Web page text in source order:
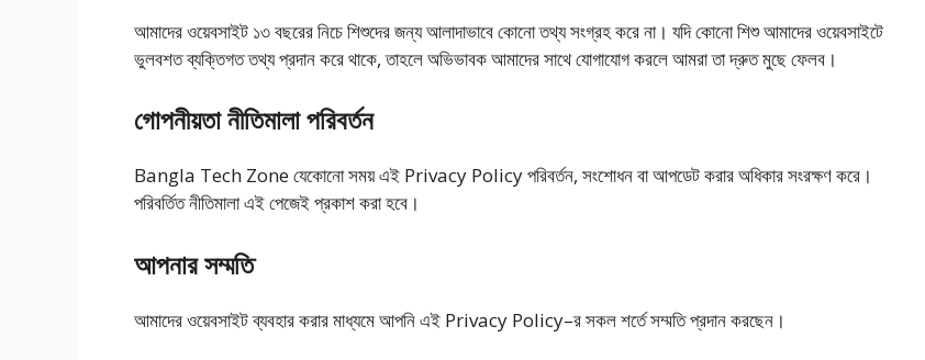
আমাদের ওয়েবসাইট ১৩ বছরের নিচে শিশুদের জন্য আলাদাভাবে কোনো তথ্য সংগ্রহ করে না। যদি কোনো শিশু আমাদের ওয়েবসাইটে
ভুলবশত ব্যক্তিগত তথ্য প্রদান করে থাকে, তাহলে অভিভাবক আমাদের সাথে যোগাযোগ করলে আমরা তা দ্রুত মুছে ফেলব।
গোপনীয়তা নীতিমালা পরিবর্তন
Bangla Tech Zone যেকোনো সময় এই Privacy Policy পরিবর্তন, সংশোধন বা আপডেট করার অধিকার সংরক্ষণ করে।
পরিবর্তিত নীতিমালা এই পেজেই প্রকাশ করা হবে।
আপনার সম্মতি
আমাদের ওয়েবসাইট ব্যবহার করার মাধ্যমে আপনি এই Privacy Policy–র সকল শর্তে সম্মতি প্রদান করছেন।